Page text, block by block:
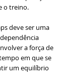
o treino.
deve ser uma
a força de
em que se
um equilíbrio